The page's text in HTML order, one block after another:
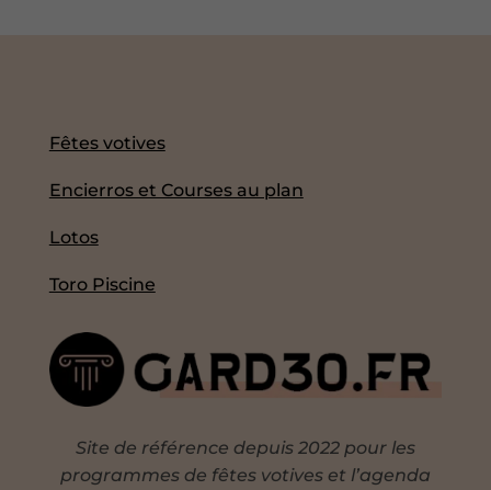
Fêtes votives
Encierros et Courses au plan
Lotos
Toro Piscine
Site de référence depuis 2022 pour les
programmes de fêtes votives et l’agenda